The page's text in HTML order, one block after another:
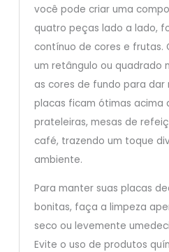
você pode criar uma
quatro peças lado a lado,
contínuo de cores e
um retângulo ou quadrado
as cores de fundo para dar
placas ficam ótimas acima
prateleiras, mesas de
café, trazendo um toque
ambiente.
Para manter suas placas
bonitas, faça a limpeza
seco ou levemente
Evite o uso de produtos